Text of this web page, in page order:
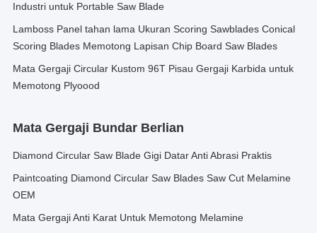
Industri untuk Portable Saw Blade
Lamboss Panel tahan lama Ukuran Scoring Sawblades Conical
Scoring Blades Memotong Lapisan Chip Board Saw Blades
Mata Gergaji Circular Kustom 96T Pisau Gergaji Karbida untuk
Memotong Plyoood
Mata Gergaji Bundar Berlian
Diamond Circular Saw Blade Gigi Datar Anti Abrasi Praktis
Paintcoating Diamond Circular Saw Blades Saw Cut Melamine
OEM
Mata Gergaji Anti Karat Untuk Memotong Melamine